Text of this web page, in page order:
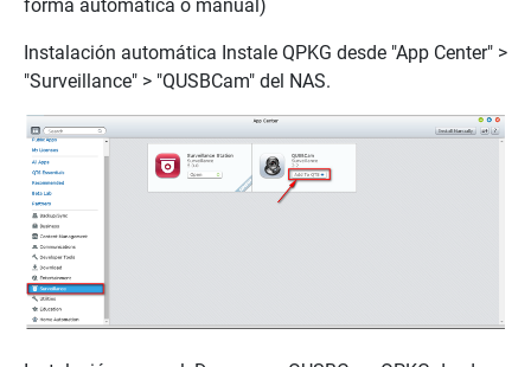
forma automática o manual)
Instalación automática Instale QPKG desde "App Center" >
"Surveillance" > "QUSBCam" del NAS.